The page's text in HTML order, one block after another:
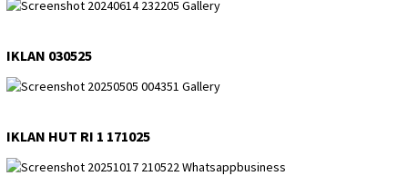
IKLAN 030525
IKLAN HUT RI 1 171025